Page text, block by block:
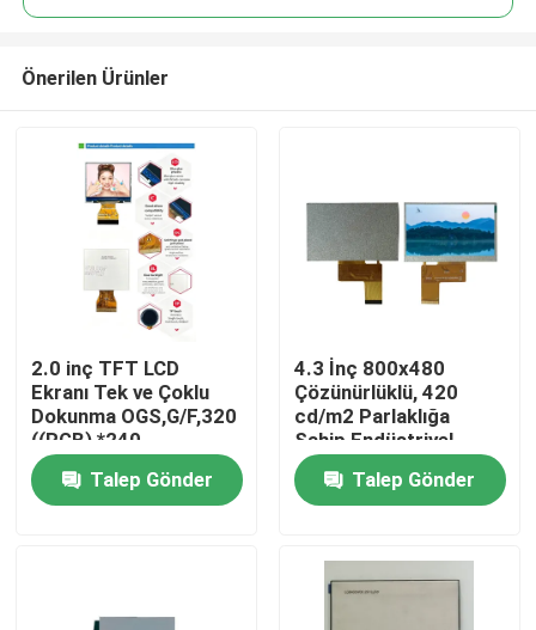
Önerilen Ürünler
2.0 inç TFT LCD
Ekranı Tek ve Çoklu
Dokunma OGS,G/F,320
((RGB) *240
Çözünürlük, RGB 6 bit
Arayüzü, Sürüş IC
ILI9342c
Talep Gönder
4.3 İnç 800x480
Çözünürlüklü, 420
cd/m2 Parlaklığa
Sahip Endüstriyel
Kontrol TFT Ekranı
Talep Gönder